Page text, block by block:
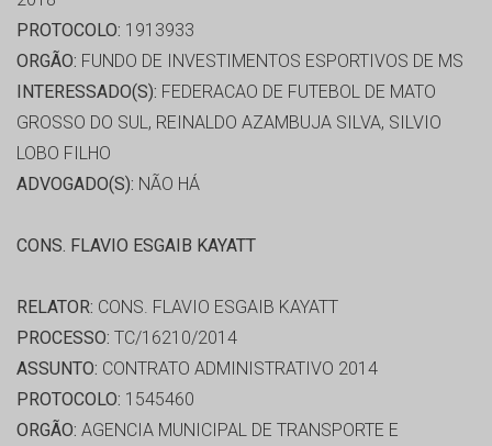
PROTOCOLO: 1913933
ORGÃO: FUNDO DE INVESTIMENTOS ESPORTIVOS DE MS
INTERESSADO(S): FEDERACAO DE FUTEBOL DE MATO
GROSSO DO SUL, REINALDO AZAMBUJA SILVA, SILVIO
LOBO FILHO
ADVOGADO(S): NÃO HÁ
CONS. FLAVIO ESGAIB KAYATT
RELATOR: CONS. FLAVIO ESGAIB KAYATT
PROCESSO: TC/16210/2014
ASSUNTO: CONTRATO ADMINISTRATIVO 2014
PROTOCOLO: 1545460
ORGÃO: AGENCIA MUNICIPAL DE TRANSPORTE E